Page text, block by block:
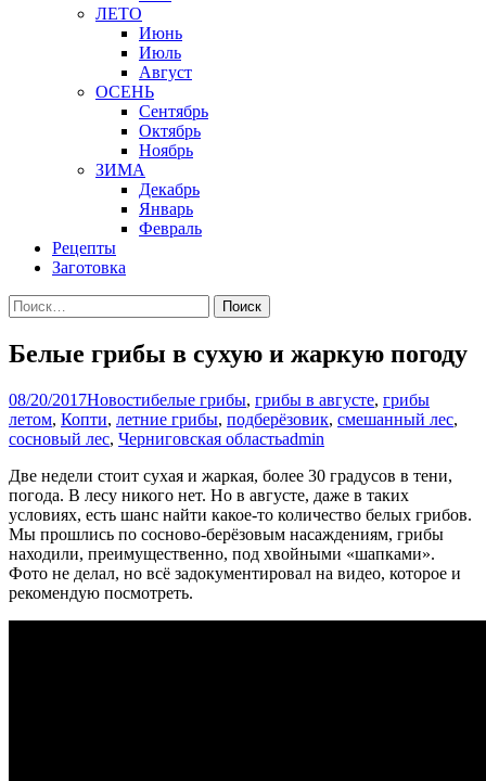
ЛЕТО
Июнь
Июль
Август
ОСЕНЬ
Сентябрь
Октябрь
Ноябрь
ЗИМА
Декабрь
Январь
Февраль
Рецепты
Заготовка
Найти:
Белые грибы в сухую и жаркую погоду
08/20/2017Новостибелые грибы, грибы в августе, грибы
летом, Копти, летние грибы, подберёзовик, смешанный лес,
сосновый лес, Черниговская областьadmin
Две недели стоит сухая и жаркая, более 30 градусов в тени,
погода. В лесу никого нет. Но в августе, даже в таких
условиях, есть шанс найти какое-то количество белых грибов.
Мы прошлись по сосново-берёзовым насаждениям, грибы
находили, преимущественно, под хвойными «шапками».
Фото не делал, но всё задокументировал на видео, которое и
рекомендую посмотреть.